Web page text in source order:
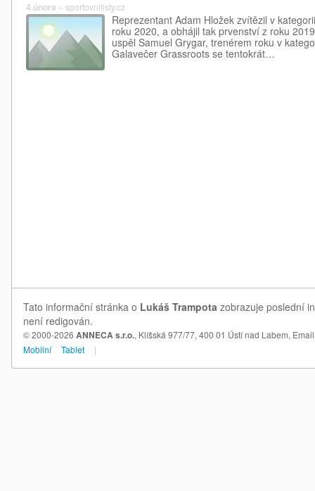
4.února » sportovnilisty.cz
Reprezentant Adam Hložek zvítězil v
roku 2020, a obhájil tak prvenství z roku
uspěl Samuel Grygar, trenérem roku v
Galavečer Grassroots se tentokrát…
Tato informační stránka o Lukáš Trampota zobrazuje poslední
není redigován.
© 2000-2026 ANNECA s.r.o., Klíšská 977/77, 400 01 Ústí nad Labem,
Mobilní
Tablet |